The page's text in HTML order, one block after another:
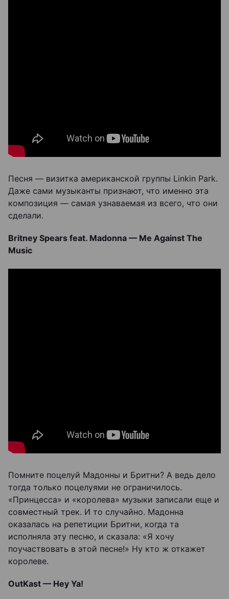
Песня — визитка американской группы Linkin Park.
Даже сами музыканты признают, что именно эта
композиция — самая узнаваемая из всего, что они
сделали.
Britney Spears feat. Madonna — Me Against The
Music
Помните поцелуй Мадонны и Бритни? А ведь дело
тогда только поцелуями не ограничилось.
«Принцесса» и «королева» музыки записали еще и
совместный трек. И то случайно. Мадонна
оказалась на репетиции Бритни, когда та
исполняла эту песню, и сказала: «Я хочу
поучаствовать в этой песне!» Ну кто ж откажет
королеве.
OutKast — Hey Ya!